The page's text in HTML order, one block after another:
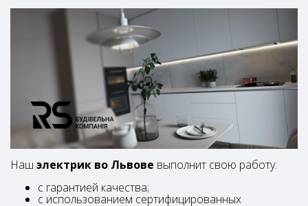
Наш электрик во Львове выполнит свою работу:
с гарантией качества;
с использованием сертифицированных